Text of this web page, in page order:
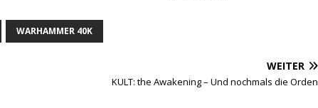
WARHAMMER 40K
WEITER
KULT: the Awakening – Und nochmals die Orden